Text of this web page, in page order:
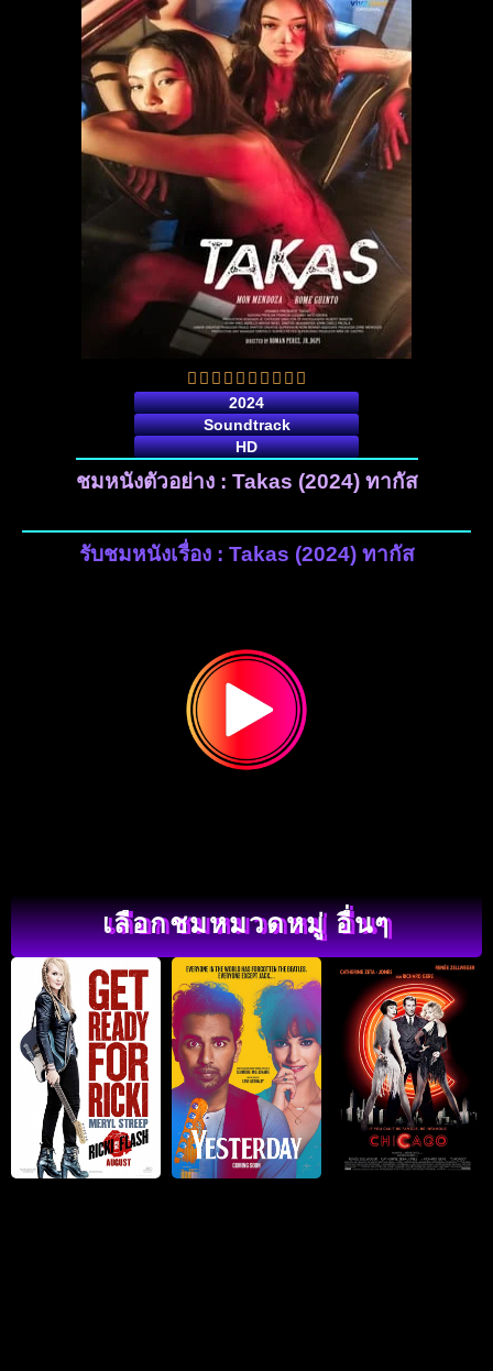
2024
Soundtrack
HD
ชมหนังตัวอย่าง : Takas (2024) ทากัส
รับชมหนังเรื่อง : Takas (2024) ทากัส
เลือกชมหมวดหมู่ อื่นๆ